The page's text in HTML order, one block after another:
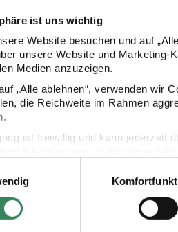
ist uns wichtig
Website besuchen und auf
unsere Website und Marketing-
Medien anzuzeigen.
„Alle ablehnen“, verwenden wir
die Reichweite im Rahmen
ist freiwillig und kann jederzeit
Datenschutz Vertrag
Satinband Streifen 38mm 3m